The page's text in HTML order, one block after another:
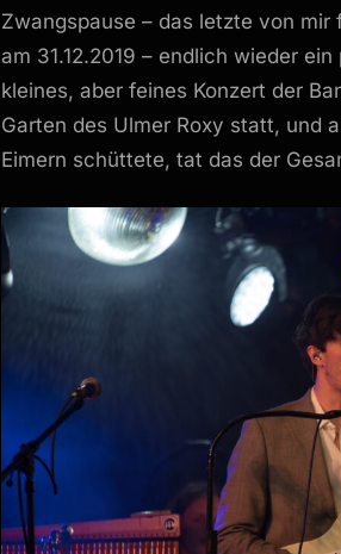
Zwangspause – das letzte von mir
am 31.12.2019 – endlich wieder
kleines, aber feines Konzert der
Garten des Ulmer Roxy statt, und
Eimern schüttete, tat das der